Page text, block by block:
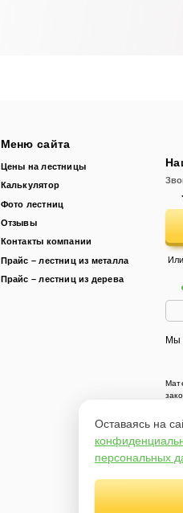
Меню сайта
Цены на лестницы
Калькулятор
Фото лестниц
Отзывы
Контакты компании
Прайс – лестниц из металла
Прайс – лестниц из дерева
Мы
(С)
Оставаясь на
персональных